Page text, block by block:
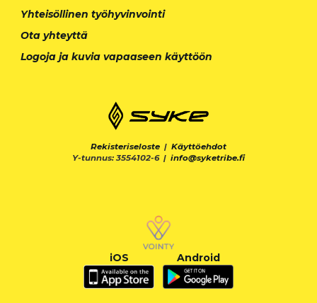
Yhteisöllinen työhyvinvointi
Ota yhteyttä
Logoja ja kuvia vapaaseen käyttöön
Rekisteriseloste | Käyttöehdot
Y-tunnus: 3554102-6 | info@syketribe.fi
iOS Android